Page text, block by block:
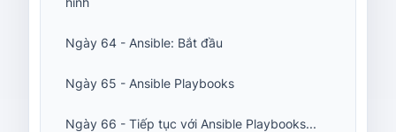
Ngày 64 - Ansible: Bắt đầu
Ngày 65 - Ansible Playbooks
Ngày 66 - Tiếp tục với Ansible Playbooks...